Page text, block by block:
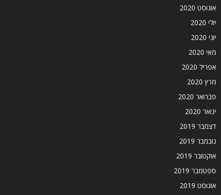
אוגוסט 2020
יולי 2020
יוני 2020
מאי 2020
אפריל 2020
מרץ 2020
פברואר 2020
ינואר 2020
דצמבר 2019
נובמבר 2019
אוקטובר 2019
ספטמבר 2019
אוגוסט 2019